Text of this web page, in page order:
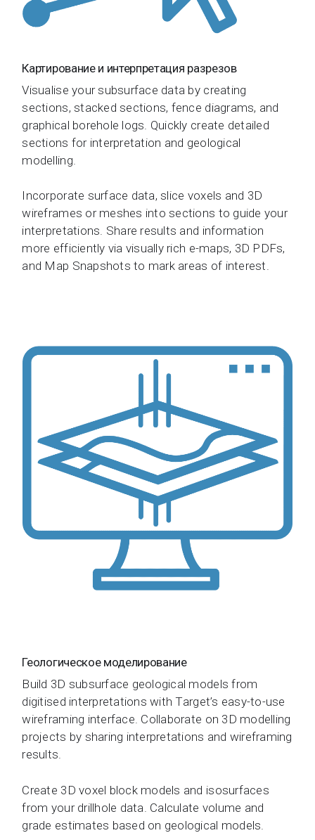
Картирование и интерпретация разрезов
Visualise your subsurface data by creating
sections, stacked sections, fence diagrams, and
graphical borehole logs. Quickly create detailed
sections for interpretation and geological
modelling.
Incorporate surface data, slice voxels and 3D
wireframes or meshes into sections to guide your
interpretations. Share results and information
more efficiently via visually rich e-maps, 3D PDFs,
and Map Snapshots to mark areas of interest.
Геологическое моделирование
Build 3D subsurface geological models from
digitised interpretations with Target’s easy-to-use
wireframing interface. Collaborate on 3D modelling
projects by sharing interpretations and wireframing
results.
Create 3D voxel block models and isosurfaces
from your drillhole data. Calculate volume and
grade estimates based on geological models.